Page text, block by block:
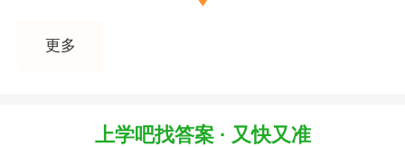
更多
上学吧找答案 · 又快又准